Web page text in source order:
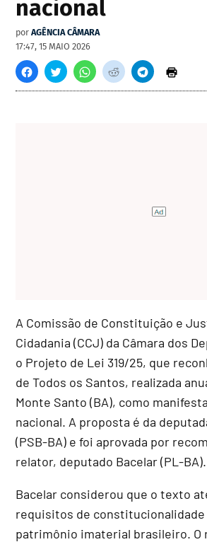
nacional
por AGÊNCIA CÂMARA
17:47, 15 MAIO 2026
A Comissão de Constituição e
Cidadania (CCJ) da Câmara dos
o Projeto de Lei 319/25, que
de Todos os Santos, realizada
Monte Santo (BA), como
nacional. A proposta é da
(PSB-BA) e foi aprovada por
relator, deputado Bacelar (PL-BA).
Bacelar considerou que o texto
requisitos de constitucionalidade
patrimônio imaterial brasileiro. O